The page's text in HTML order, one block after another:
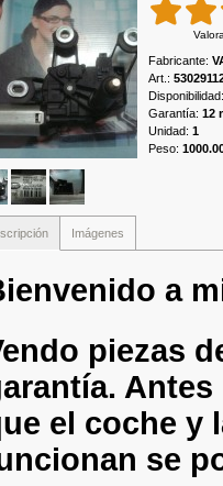
Fabricante:
Art. :
Disponibilidad:
Garantía: 12
Unidad: 1
Peso:
Imágenes
a
piezas
el coche y
se